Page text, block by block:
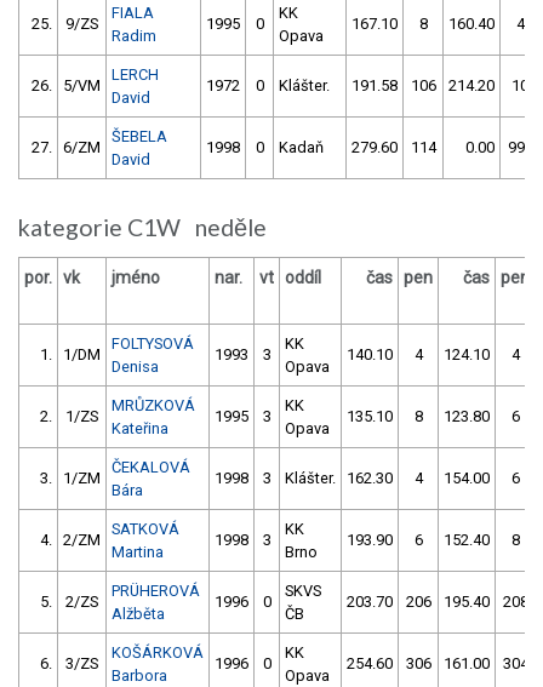
25. 9/ZS
FIALA
Radim
1995 0
KK
Opava
167.10 8 160.40 4
26. 5/VM
LERCH
David
1972 0 Klášter. 191.58 106 214.20 10
27. 6/ZM
ŠEBELA
David
1998 0 Kadaň 279.60 114 0.00 999
kategorie C1W neděle
por. vk jméno nar. vt oddíl čas pen čas pen
1. 1/DM
FOLTYSOVÁ
Denisa
1993 3
KK
Opava
140.10 4 124.10 4
2. 1/ZS
MRŮZKOVÁ
Kateřina
1995 3
KK
Opava
135.10 8 123.80 6
3. 1/ZM
ČEKALOVÁ
Bára
1998 3 Klášter. 162.30 4 154.00 6
4. 2/ZM
SATKOVÁ
Martina
1998 3
KK
Brno
193.90 6 152.40 8
5. 2/ZS
PRÜHEROVÁ
Alžběta
1996 0
SKVS
ČB
203.70 206 195.40 208
6. 3/ZS
KOŠÁRKOVÁ
Barbora
1996 0
KK
Opava
254.60 306 161.00 304